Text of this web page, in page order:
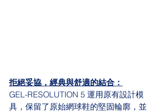
拒絕妥協，經典與舒適的結合：
GEL-RESOLUTION 5 運用原有設計模
具，保留了原始網球鞋的堅固輪廓，並